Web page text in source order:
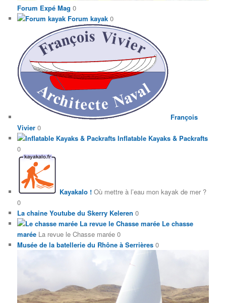
Forum Expé Mag 0
Forum kayak 0
François
Vivier 0
Inflatable Kayaks & Packrafts
0
Kayakalo ! Où mettre à l’eau mon kayak de mer ?
0
La chaine Youtube du Skerry Keleren 0
Le chasse
marée La revue le Chasse marée 0
Musée de la batellerie du Rhône à Serrières 0